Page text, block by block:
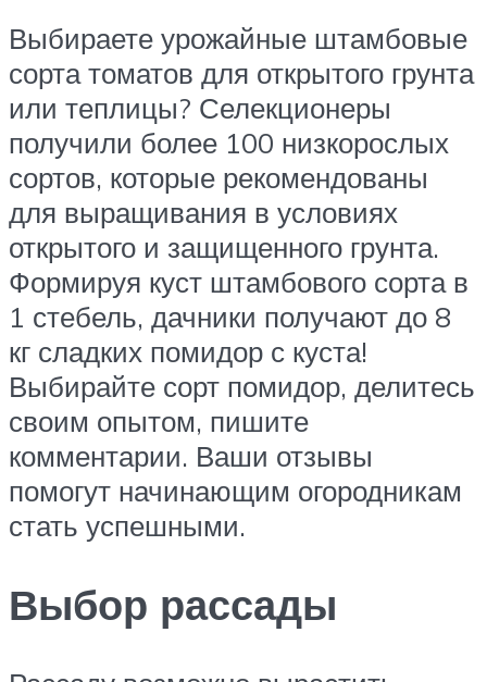
Выбираете урожайные штамбовые
сорта томатов для открытого грунта
или теплицы? Селекционеры
получили более 100 низкорослых
сортов, которые рекомендованы
для выращивания в условиях
открытого и защищенного грунта.
Формируя куст штамбового сорта в
1 стебель, дачники получают до 8
кг сладких помидор с куста!
Выбирайте сорт помидор, делитесь
своим опытом, пишите
комментарии. Ваши отзывы
помогут начинающим огородникам
стать успешными.
Выбор рассады